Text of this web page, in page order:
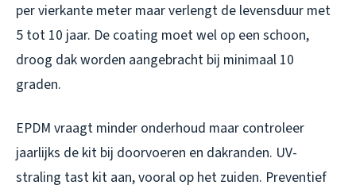
per vierkante meter maar verlengt de levensduur met
5 tot 10 jaar. De coating moet wel op een schoon,
droog dak worden aangebracht bij minimaal 10
graden.
EPDM vraagt minder onderhoud maar controleer
jaarlijks de kit bij doorvoeren en dakranden. UV-
straling tast kit aan, vooral op het zuiden. Preventief